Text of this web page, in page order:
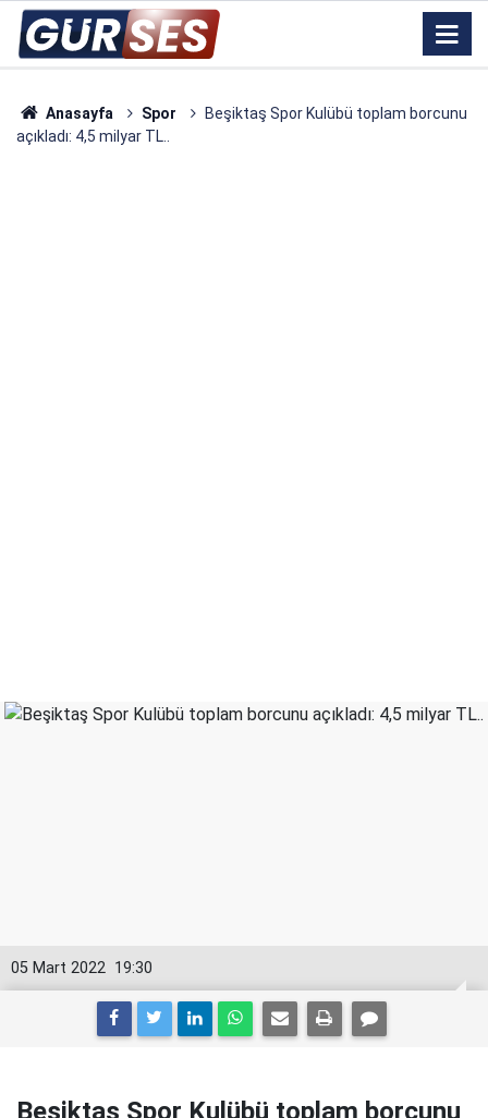
Anasayfa Spor
Beşiktaş Spor Kulübü toplam borcunu
açıkladı: 4,5 milyar TL..
19:30
05 Mart 2022
Beşiktaş Spor Kulübü toplam borcunu